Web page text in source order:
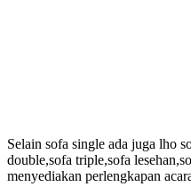
Selain sofa single ada juga lho
double,sofa triple,sofa
menyediakan perlengkapan